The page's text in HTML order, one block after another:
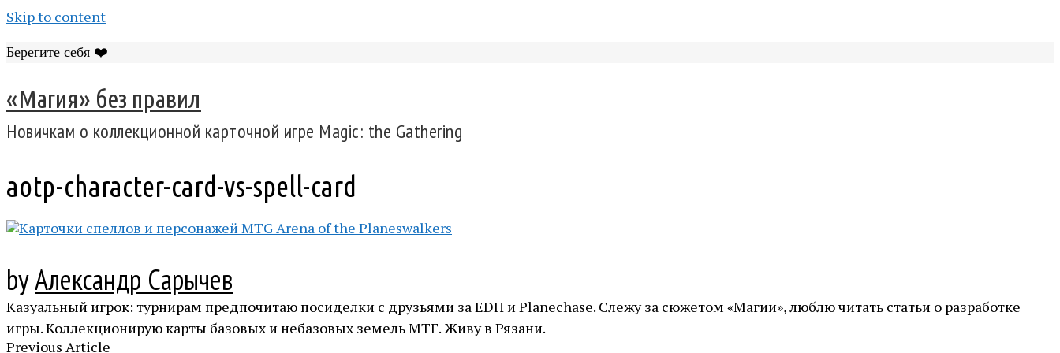
Skip to content
Берегите себя ❤️
«Магия» без правил
Новичкам о коллекционной карточной игре Magic: the Gathering
aotp-character-card-vs-spell-card
byАлександр Сарычев
Казуальный игрок: турнирам предпочитаю посиделки с друзьями за EDH и Planechase. Слежу за сюжетом «Магии», люблю читать статьи о разработке
игры. Коллекционирую карты базовых и небазовых земель МТГ. Живу в Рязани.
Previous Article